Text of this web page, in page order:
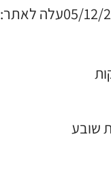
עלה לאתר:05/12/
שובע